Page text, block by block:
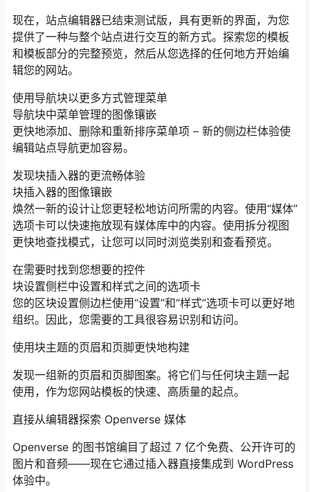
现在，站点编辑器已结束测试版，具有更新的界面，为您
提供了一种与整个站点进行交互的新方式。探索您的模板
和模板部分的完整预览，然后从您选择的任何地方开始编
辑您的网站。
使用导航块以更多方式管理菜单
导航块中菜单管理的图像镶嵌
更快地添加、删除和重新排序菜单项 – 新的侧边栏体验使
编辑站点导航更加容易。
发现块插入器的更流畅体验
块插入器的图像镶嵌
焕然一新的设计让您更轻松地访问所需的内容。使用“媒体”
选项卡可以快速拖放现有媒体库中的内容。使用拆分视图
更快地查找模式，让您可以同时浏览类别和查看预览。
在需要时找到您想要的控件
块设置侧栏中设置和样式之间的选项卡
您的区块设置侧边栏使用“设置”和“样式”选项卡可以更好地
组织。因此，您需要的工具很容易识别和访问。
使用块主题的页眉和页脚更快地构建
发现一组新的页眉和页脚图案。将它们与任何块主题一起
使用，作为您网站模板的快速、高质量的起点。
直接从编辑器探索 Openverse 媒体
Openverse 的图书馆编目了超过 7 亿个免费、公开许可的
图片和音频——现在它通过插入器直接集成到 WordPress
体验中。